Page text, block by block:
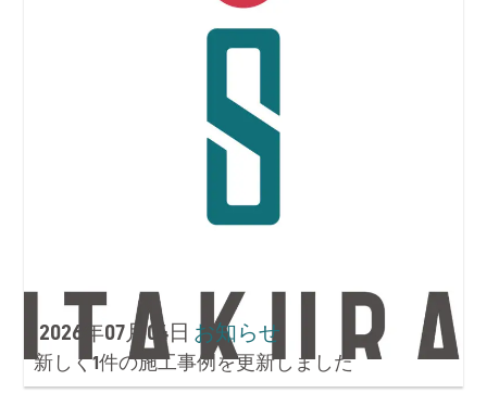
2026年07月04日 お知らせ
新しく1件の施工事例を更新しました